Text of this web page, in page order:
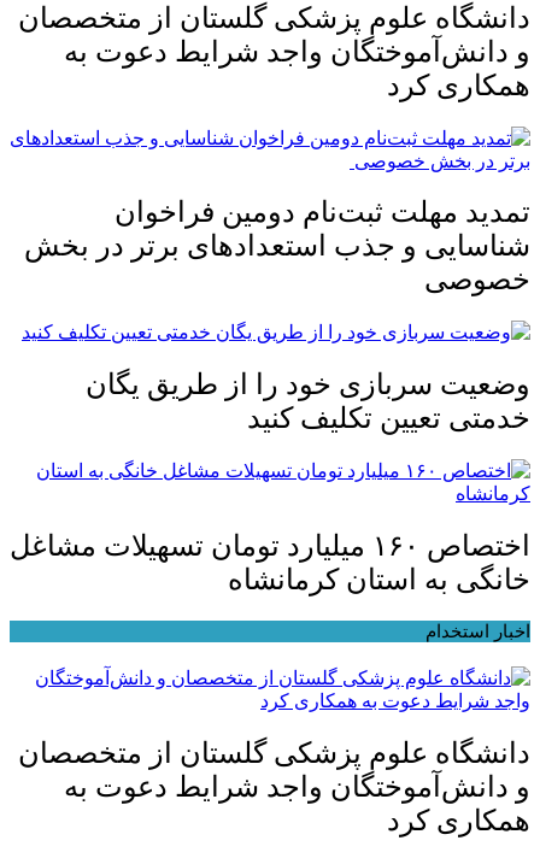
دانشگاه علوم پزشکی گلستان از متخصصان
و دانش‌آموختگان واجد شرایط دعوت به
همکاری کرد
تمدید مهلت ثبت‌نام دومین فراخوان
شناسایی و جذب استعدادهای برتر در بخش
خصوصی
وضعیت سربازی خود را از طریق یگان
خدمتی تعیین تکلیف کنید
اختصاص ۱۶۰ میلیارد تومان تسهیلات مشاغل
خانگی به استان کرمانشاه
اخبار استخدام
دانشگاه علوم پزشکی گلستان از متخصصان
و دانش‌آموختگان واجد شرایط دعوت به
همکاری کرد